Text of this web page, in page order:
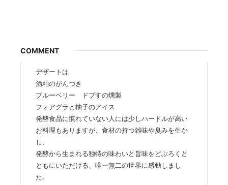
COMMENT
デザートは
酒粕のがんづき
ブルーベリー ドブすの燻製
フォアグラと柚子のアイス
発酵食品に慣れていない人には少しハードルが高い
お料理もありますが、食材の持つ雑味や臭みを生か
し、
発酵から生まれる独特の味わいと旨味をどぶろくと
ともにいただける、唯一無二の世界に感動しまし
た。